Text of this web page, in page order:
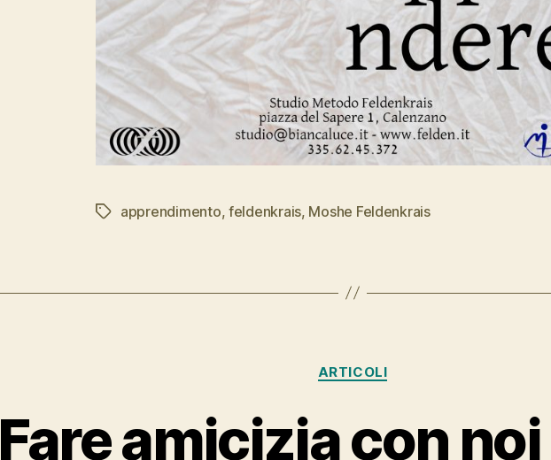
Tag apprendimento, feldenkrais, Moshe Feldenkrais
Categorie
ARTICOLI
Fare amicizia con